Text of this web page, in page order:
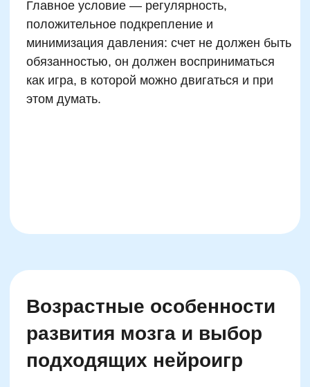
При общении с родителями детей от 4 до 14
Популярные вопросы
родителей о нейроиграх и
развитии с помощью
чисел